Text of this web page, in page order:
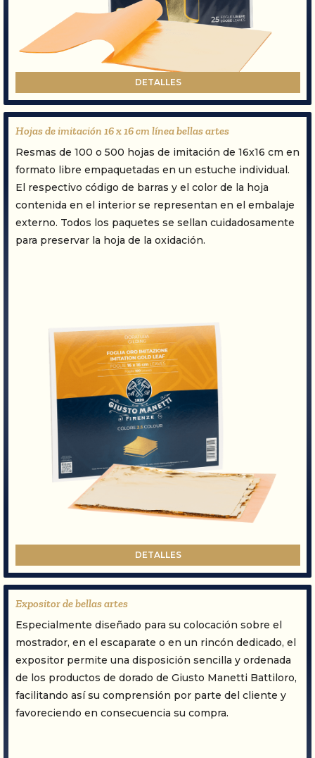
DETALLES
Hojas de imitación 16 x 16 cm línea bellas artes
Resmas de 100 o 500 hojas de imitación de 16x16 cm en
formato libre empaquetadas en un estuche individual.
El respectivo código de barras y el color de la hoja
contenida en el interior se representan en el embalaje
externo. Todos los paquetes se sellan cuidadosamente
para preservar la hoja de la oxidación.
DETALLES
Expositor de bellas artes
Especialmente diseñado para su colocación sobre el
mostrador, en el escaparate o en un rincón dedicado, el
expositor permite una disposición sencilla y ordenada
de los productos de dorado de Giusto Manetti Battiloro,
facilitando así su comprensión por parte del cliente y
favoreciendo en consecuencia su compra.